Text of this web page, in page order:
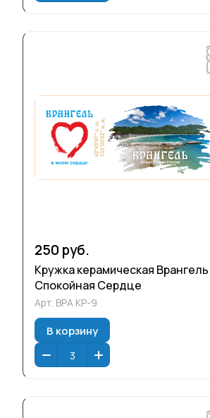
250 руб.
Кружка керамическая Врангель
Спокойная Сердце
Арт. ВРА КР-9
В корзину